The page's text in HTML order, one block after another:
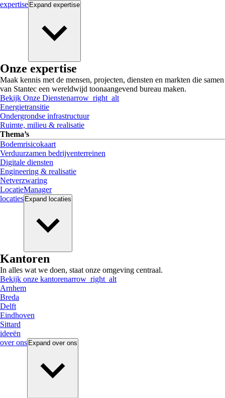
expertise Expand expertise
Onze expertise
Maak kennis met de mensen, projecten, diensten en markten die samen
van Stantec een wereldwijd toonaangevend bureau maken.
Bekijk Onze Dienstenarrow_right_alt
Energietransitie
Ondergrondse infrastructuur
Ruimte, milieu & realisatie
Thema’s
Bodemrisicokaart
Verduurzamen bedrijventerreinen
Digitale diensten
Engineering & realisatie
Netverzwaring
LocatieManager
locaties Expand locaties
Kantoren
In alles wat we doen, staat onze omgeving centraal.
Bekijk onze kantorenarrow_right_alt
Arnhem
Breda
Delft
Eindhoven
Sittard
ideeën
over ons Expand over ons